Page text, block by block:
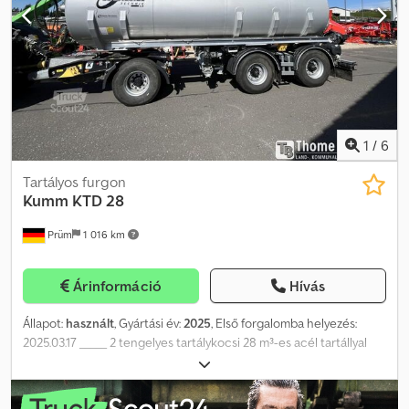
jármű Dcjdpevhg Thsfx Apvek TARTOZÉKOK MEGADÁSA
GARANCIA NÉLKÜL, változtatások, közbenső értékesítés és
tévedések jogát fenntartjuk!
1 / 6
Prüm 1 016 km
Tartályos furgon
Kumm KTD 28
Árinformáció Hívás
Állapot: használt, Gyártási év:2025, Első forgalomba helyezés:
2025.03.17 _____ 2 tengelyes tartálykocsi 28 m³-es acél tartállyal
Tartály: - Tartály átmérője: 2150 mm - Festés: RAL 9006 ezüst -
Belső tér speciális bevonattal - Behegesztett hullámterelők -
Keverőszerkezet hidraulikus tolózárral - 2x6,00 m alumínium tálca